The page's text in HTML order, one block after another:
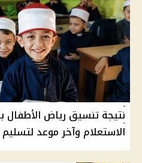
نتيجة تنسيق رياض الأطفال
الاستعلام وآخر موعد